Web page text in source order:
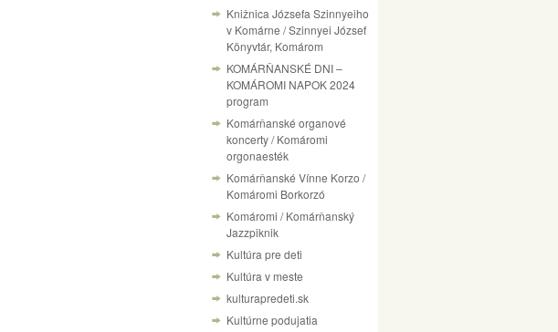
Knižnica Józsefa Szinnyeiho
v Komárne / Szinnyei József
Könyvtár, Komárom
KOMÁRŇANSKÉ DNI –
KOMÁROMI NAPOK 2024
program
Komárňanské organové
koncerty / Komáromi
orgonaesték
Komárňanské Vínne Korzo /
Komáromi Borkorzó
Komáromi / Komárňanský
Jazzpiknik
Kultúra pre deti
Kultúra v meste
kulturapredeti.sk
Kultúrne podujatia